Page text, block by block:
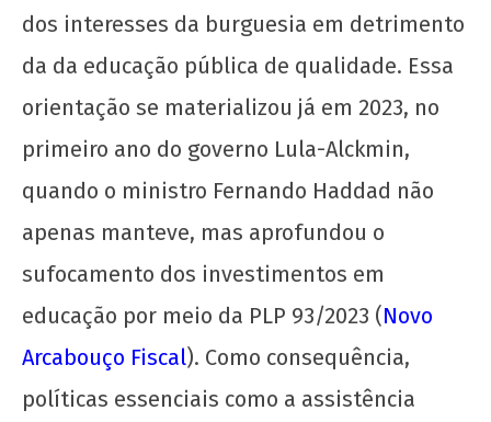
dos interesses da burguesia em detrimento
da da educação pública de qualidade. Essa
orientação se materializou já em 2023, no
primeiro ano do governo Lula-Alckmin,
quando o ministro Fernando Haddad não
apenas manteve, mas aprofundou o
sufocamento dos investimentos em
educação por meio da PLP 93/2023 (Novo
Arcabouço Fiscal). Como consequência,
políticas essenciais como a assistência